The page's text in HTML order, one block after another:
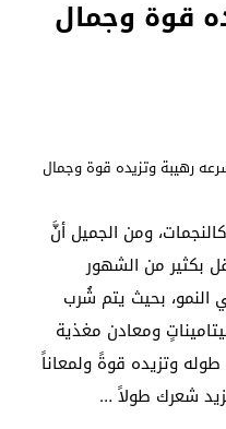
قوة وجمال
ومن الجميل أنَّ
بكثير من الشهور
النمو، بحيث يتم شُرب
ومعادن مغذية
وتزيده قوةً ولمعاناً